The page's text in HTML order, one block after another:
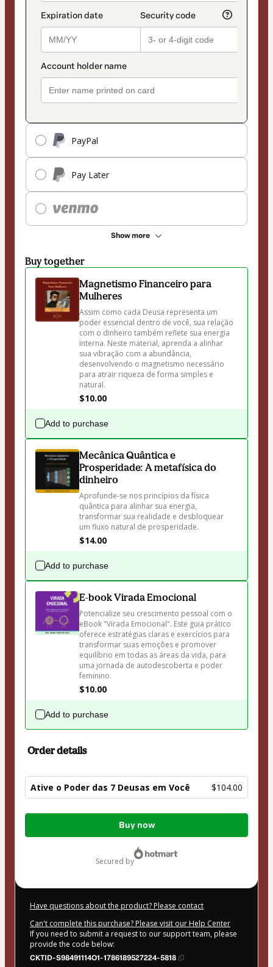
PayPal
Pay Later
Show more
Buy together
Magnetismo Financeiro para
Mulheres
Assim como cada Deusa representa um
poder essencial dentro de você, sua relação
com o dinheiro também reflete sua energia
interna. Neste material, aprenda a alinhar
sua vibração com a abundância,
desenvolvendo o magnetismo necessário
para atrair riqueza de forma simples e
natural.
$10.00
Add to purchase
Mecânica Quântica e
Prosperidade: A metafísica do
dinheiro
Aprofunde-se nos princípios da física
quântica para alinhar sua energia,
transformar sua realidade e desbloquear
um fluxo natural de prosperidade.
$14.00
Add to purchase
E-book Virada Emocional
Potencialize seu crescimento pessoal com o
eBook "Virada Emocional". Este guia prático
oferece estratégias claras e exercícios para
transformar suas emoções e promover
equilíbrio em todas as áreas da vida, para
uma jornada de autodescoberta e poder
feminino.
$10.00
Add to purchase
Order details
Ative o Poder das 7 Deusas em Você $104.00
Total
Buy now
secured by
Have questions about the product? Please contact
Can't complete this purchase? Please visit our Help Center
If you need to submit a request to our support team, please
provide the code below:
CKTID-S98491114O1-1786189527224-5818